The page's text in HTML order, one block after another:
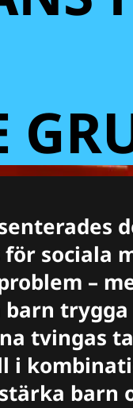
sociala
–
tvingas
i
barn